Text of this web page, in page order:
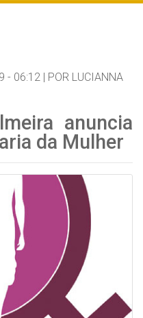
- 06:12 | POR LUCIANNA
anuncia
da Mulher